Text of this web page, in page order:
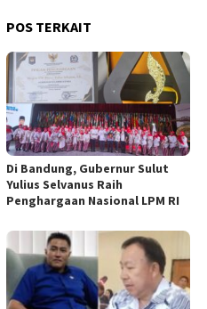
POS TERKAIT
Di Bandung, Gubernur Sulut
Yulius Selvanus Raih
Penghargaan Nasional LPM RI